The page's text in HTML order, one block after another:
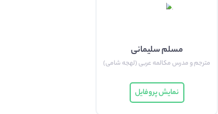
مسلم سلیمانی
مترجم و مدرس مکالمه عربی (لهجه شامی)
نمایش پروفایل